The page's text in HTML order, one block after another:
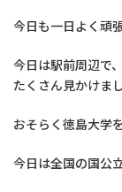
今日も一日よく頑
今日は駅前周辺で
たくさん見かけまし
おそらく徳島大学
今日は全国の国公